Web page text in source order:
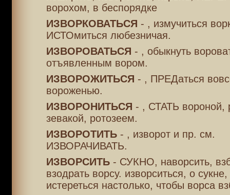
ворохом, в беспорядке
ИЗВОРКОВАТЬСЯ - , измучиться
ИСТОмиться любезничая.
ИЗВОРОВАТЬСЯ - , обыкнуть
отъявленным вором.
ИЗВОРОЖИТЬСЯ - , ПРЕДаться
вороженью.
ИЗВОРОНИТЬСЯ - , СТАТЬ вороной,
зевакой, ротозеем.
ИЗВОРОТИТЬ- , изворот и пр. см.
ИЗВОРАЧИВАТЬ.
ИЗВОРСИТЬ- СУКНО, наворсить,
взодрать ворсу. изворситься, о
истереться настолько, чтобы ворса